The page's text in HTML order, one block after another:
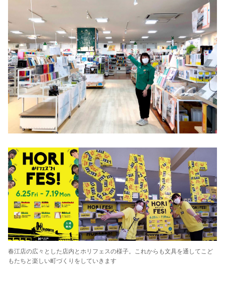
春江店の広々とした店内とホリフェスの様子。これからも文具を通してこど
もたちと楽しい町づくりをしていきます